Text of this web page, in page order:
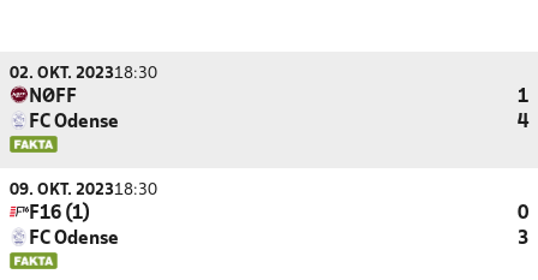
02. OKT. 202318:30
NØFF
1
FC Odense
4
09. OKT. 202318:30
F16 (1)
0
FC Odense
3